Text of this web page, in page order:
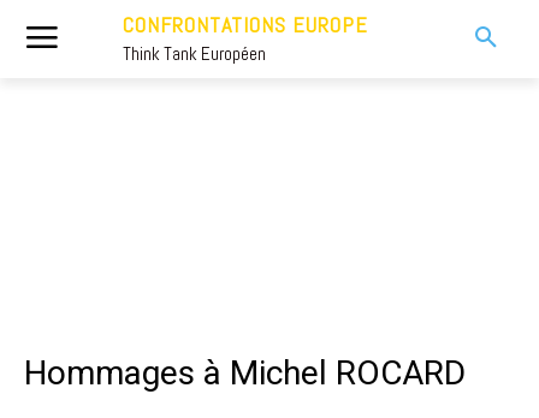
CONFRONTATIONS EUROPE
Think Tank Européen
Hommages à Michel ROCARD